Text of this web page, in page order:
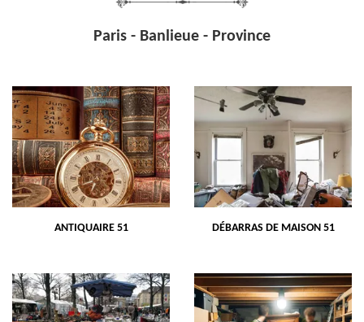
Paris - Banlieue - Province
ANTIQUAIRE 51 DÉBARRAS DE MAISON 51